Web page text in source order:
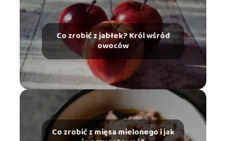
Co zrobić z jabłek? Król wśród
owoców
Co zrobić z mięsa mielonego i jak